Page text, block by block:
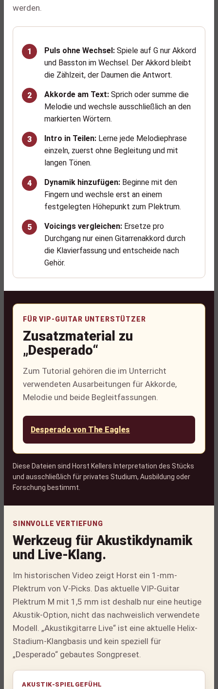
werden.
Puls ohne Wechsel: Spiele auf G nur Akkord
und Basston im Wechsel. Der Akkord bleibt
die Zählzeit, der Daumen die Antwort.
Akkorde am Text: Sprich oder summe die
Melodie und wechsle ausschließlich an den
markierten Wörtern.
Intro in Teilen: Lerne jede Melodiephrase
einzeln, zuerst ohne Begleitung und mit
langen Tönen.
Dynamik hinzufügen: Beginne mit den
Fingern und wechsle erst an einem
festgelegten Höhepunkt zum Plektrum.
Voicings vergleichen: Ersetze pro
Durchgang nur einen Gitarrenakkord durch
die Klavierfassung und entscheide nach
Gehör.
FÜR VIP-GUITAR UNTERSTÜTZER
Zusatzmaterial zu
„Desperado“
Zum Tutorial gehören die im Unterricht
verwendeten Ausarbeitungen für Akkorde,
Melodie und beide Begleitfassungen.
Desperado von The Eagles
Diese Dateien sind Horst Kellers Interpretation des Stücks
und ausschließlich für privates Studium, Ausbildung oder
Forschung bestimmt.
SINNVOLLE VERTIEFUNG
Werkzeug für Akustikdynamik
und Live-Klang.
Im historischen Video zeigt Horst ein 1-mm-
Plektrum von V-Picks. Das aktuelle VIP-Guitar
Plektrum M mit 1,5 mm ist deshalb nur eine heutige
Akustik-Option, nicht das nachweislich verwendete
Modell. „Akustikgitarre Live“ ist eine aktuelle Helix-
Stadium-Klangbasis und kein speziell für
„Desperado“ gebautes Songpreset.
AKUSTIK-SPIELGEFÜHL